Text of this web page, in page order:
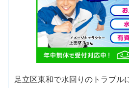
足立区東和で水回りのトラブル